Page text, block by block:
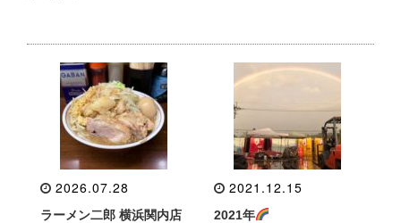
2026.07.28
ラーメン二郎 横浜関内店
2021.12.15
2021年